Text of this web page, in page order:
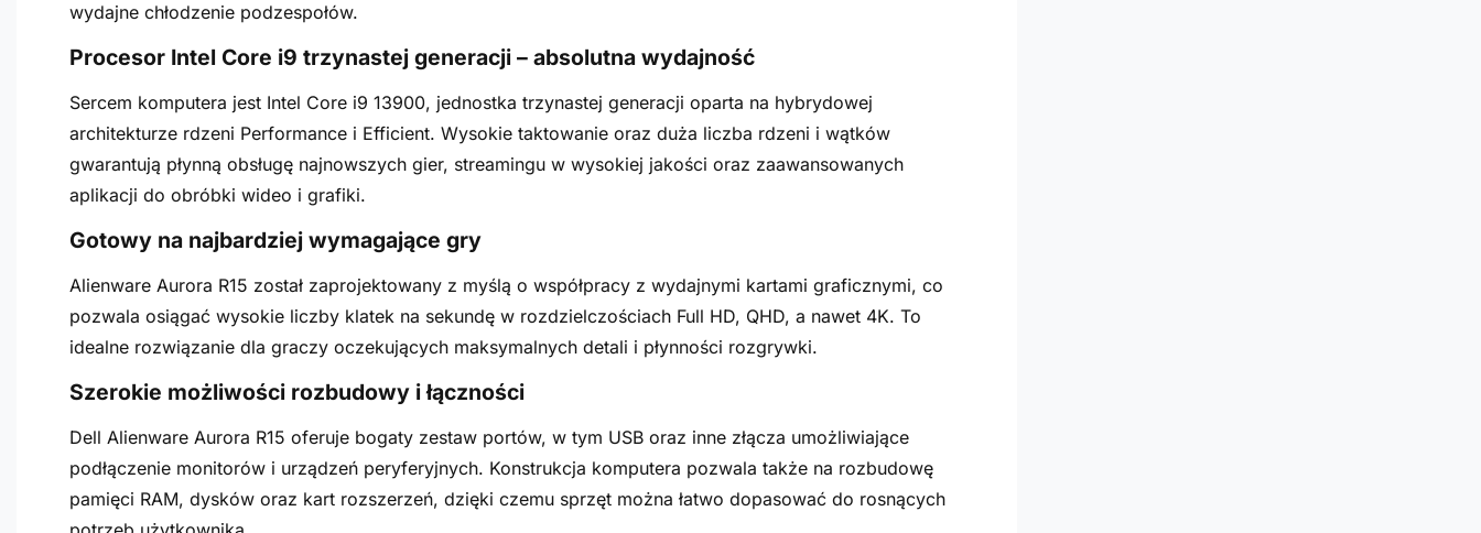
wydajne chłodzenie podzespołów.
Procesor Intel Core i9 trzynastej generacji – absolutna wydajność
Sercem komputera jest Intel Core i9 13900, jednostka trzynastej generacji oparta na hybrydowej
architekturze rdzeni Performance i Efficient. Wysokie taktowanie oraz duża liczba rdzeni i wątków
gwarantują płynną obsługę najnowszych gier, streamingu w wysokiej jakości oraz zaawansowanych
aplikacji do obróbki wideo i grafiki.
Gotowy na najbardziej wymagające gry
Alienware Aurora R15 został zaprojektowany z myślą o współpracy z wydajnymi kartami graficznymi, co
pozwala osiągać wysokie liczby klatek na sekundę w rozdzielczościach Full HD, QHD, a nawet 4K. To
idealne rozwiązanie dla graczy oczekujących maksymalnych detali i płynności rozgrywki.
Szerokie możliwości rozbudowy i łączności
Dell Alienware Aurora R15 oferuje bogaty zestaw portów, w tym USB oraz inne złącza umożliwiające
podłączenie monitorów i urządzeń peryferyjnych. Konstrukcja komputera pozwala także na rozbudowę
pamięci RAM, dysków oraz kart rozszerzeń, dzięki czemu sprzęt można łatwo dopasować do rosnących